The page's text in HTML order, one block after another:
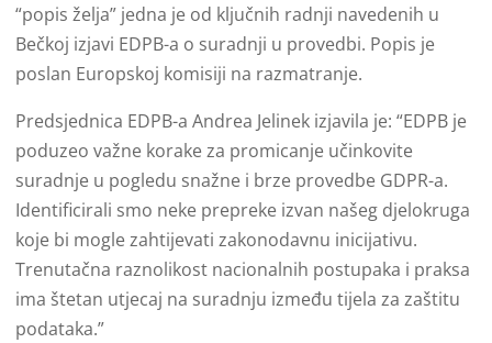
“popis želja” jedna je od ključnih radnji navedenih u
Bečkoj izjavi EDPB-a o suradnji u provedbi. Popis je
poslan Europskoj komisiji na razmatranje.
Predsjednica EDPB-a Andrea Jelinek izjavila je: “EDPB je
poduzeo važne korake za promicanje učinkovite
suradnje u pogledu snažne i brze provedbe GDPR-a.
Identificirali smo neke prepreke izvan našeg djelokruga
koje bi mogle zahtijevati zakonodavnu inicijativu.
Trenutačna raznolikost nacionalnih postupaka i praksa
ima štetan utjecaj na suradnju između tijela za zaštitu
podataka.”